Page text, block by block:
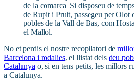
de la comarca. Si disposeu de
de Rupit i Pruit, passegeu per Olot
pobles de la Vall de Bas, com
el Mallol.
No et perdis el nostre recopilatori de
Barcelona i rodalies, el llistat dels deu
Catalunya o, si en tens petits, les millors
a Catalunya.